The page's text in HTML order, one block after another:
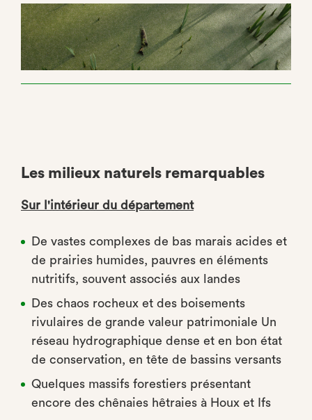
Les milieux naturels remarquables
Sur l'intérieur du département
De vastes complexes de bas marais acides et
de prairies humides, pauvres en éléments
nutritifs, souvent associés aux landes
Des chaos rocheux et des boisements
rivulaires de grande valeur patrimoniale Un
réseau hydrographique dense et en bon état
de conservation, en tête de bassins versants
Quelques massifs forestiers présentant
encore des chênaies hêtraies à Houx et Ifs